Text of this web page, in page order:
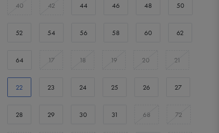
40 42 44 46 48 50
52 54 56 58 60 62
64 17 18 19 20 21
22 23 24 25 26 27
28 29 30 31 68 72